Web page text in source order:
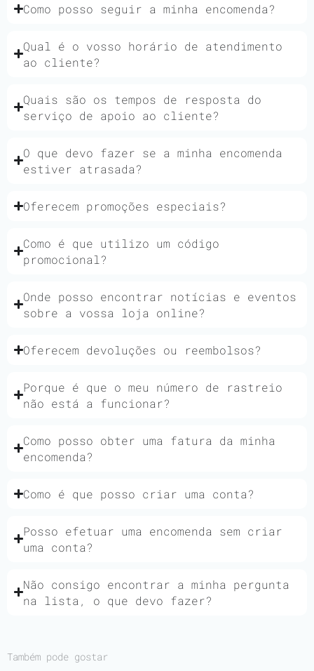
Como posso seguir a minha encomenda?
Qual é o vosso horário de atendimento
ao cliente?
Quais são os tempos de resposta do
serviço de apoio ao cliente?
O que devo fazer se a minha encomenda
estiver atrasada?
Oferecem promoções especiais?
Como é que utilizo um código
promocional?
Onde posso encontrar notícias e eventos
sobre a vossa loja online?
Oferecem devoluções ou reembolsos?
Porque é que o meu número de rastreio
não está a funcionar?
Como posso obter uma fatura da minha
encomenda?
Como é que posso criar uma conta?
Posso efetuar uma encomenda sem criar
uma conta?
Não consigo encontrar a minha pergunta
na lista, o que devo fazer?
Também pode gostar